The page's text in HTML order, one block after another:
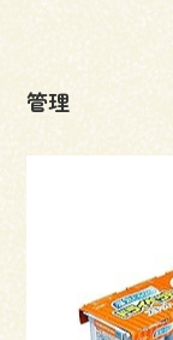
不動産情報
事例
私たちの
管理